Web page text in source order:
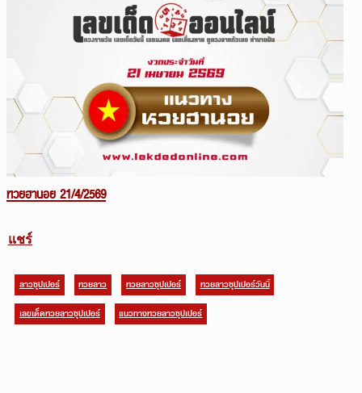
หวยฮานอย 21/4/2569
แชร์
ลาวซุปเปอร์ หวยลาว หวยลาวซุปเปอร์
หวยลาวซุปเปอร์วันนี้
เลขเด็ดหวยลาวซุปเปอร์
แนวทางหวยลาวซุปเปอร์